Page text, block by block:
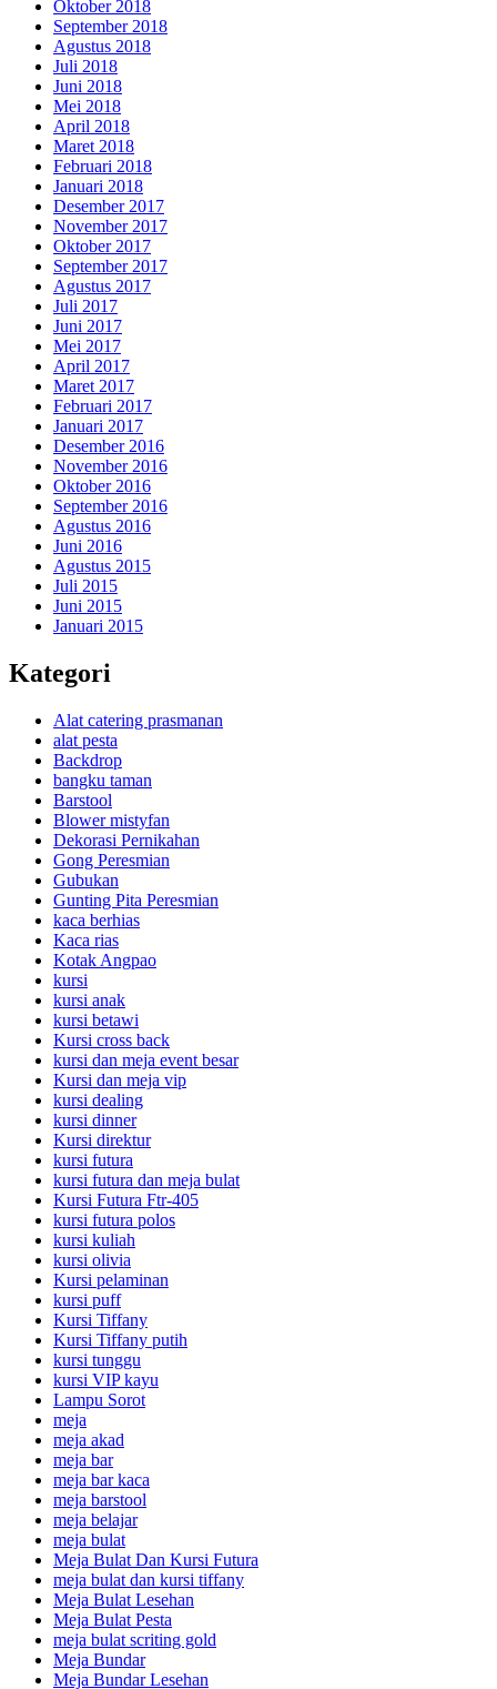
Oktober 2018
September 2018
Agustus 2018
Juli 2018
Juni 2018
Mei 2018
April 2018
Maret 2018
Februari 2018
Januari 2018
Desember 2017
November 2017
Oktober 2017
September 2017
Agustus 2017
Juli 2017
Juni 2017
Mei 2017
April 2017
Maret 2017
Februari 2017
Januari 2017
Desember 2016
November 2016
Oktober 2016
September 2016
Agustus 2016
Juni 2016
Agustus 2015
Juli 2015
Juni 2015
Januari 2015
Kategori
Alat catering prasmanan
alat pesta
Backdrop
bangku taman
Barstool
Blower mistyfan
Dekorasi Pernikahan
Gong Peresmian
Gubukan
Gunting Pita Peresmian
kaca berhias
Kaca rias
Kotak Angpao
kursi
kursi anak
kursi betawi
Kursi cross back
kursi dan meja event besar
Kursi dan meja vip
kursi dealing
kursi dinner
Kursi direktur
kursi futura
kursi futura dan meja bulat
Kursi Futura Ftr-405
kursi futura polos
kursi kuliah
kursi olivia
Kursi pelaminan
kursi puff
Kursi Tiffany
Kursi Tiffany putih
kursi tunggu
kursi VIP kayu
Lampu Sorot
meja
meja akad
meja bar
meja bar kaca
meja barstool
meja belajar
meja bulat
Meja Bulat Dan Kursi Futura
meja bulat dan kursi tiffany
Meja Bulat Lesehan
Meja Bulat Pesta
meja bulat scriting gold
Meja Bundar
Meja Bundar Lesehan